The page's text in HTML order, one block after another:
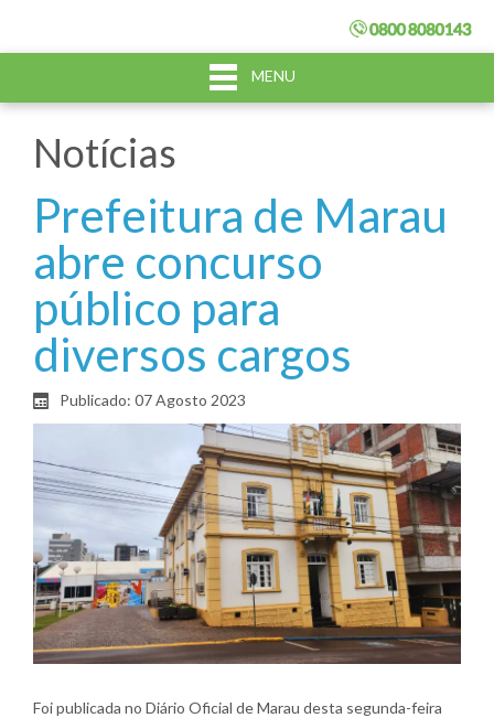
MENU
Notícias
Prefeitura de Marau
abre concurso
público para
diversos cargos
Publicado: 07 Agosto 2023
Foi publicada no Diário Oficial de Marau desta segunda-feira